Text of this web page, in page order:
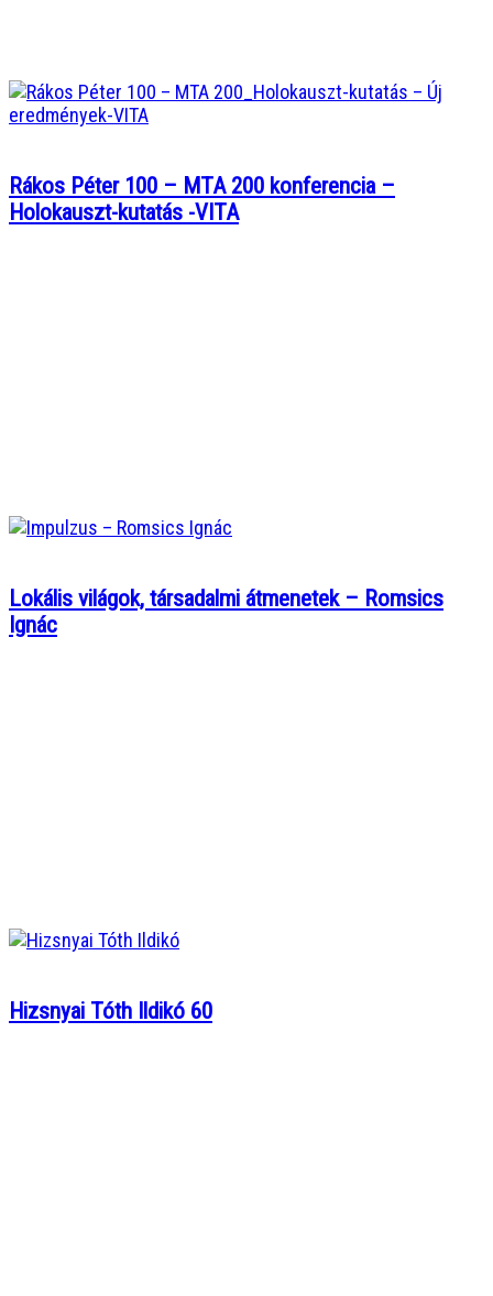
Rákos Péter 100 – MTA 200 konferencia –
Holokauszt-kutatás -VITA
Lokális világok, társadalmi átmenetek – Romsics
Ignác
Hizsnyai Tóth Ildikó 60